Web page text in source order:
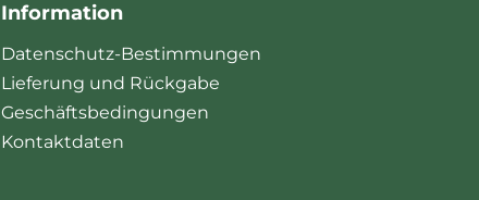
Information
Datenschutz-Bestimmungen
Lieferung und Rückgabe
Geschäftsbedingungen
Kontaktdaten